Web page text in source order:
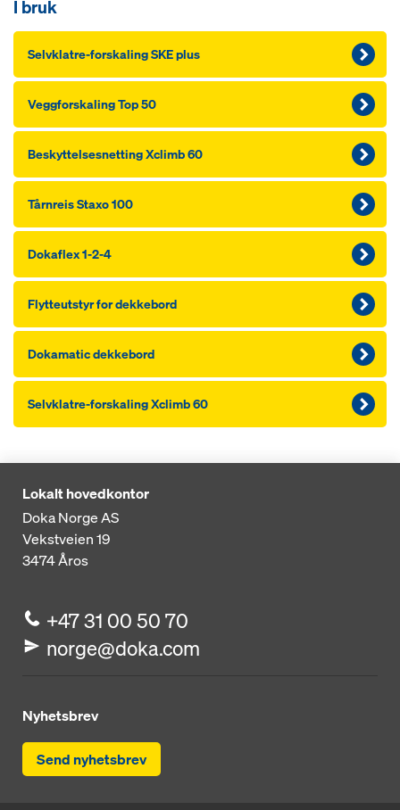
I bruk
Selvklatre-forskaling SKE plus
Veggforskaling Top 50
Beskyttelsesnetting Xclimb 60
Tårnreis Staxo 100
Dokaflex 1-2-4
Flytteutstyr for dekkebord
Dokamatic dekkebord
Selvklatre-forskaling Xclimb 60
Lokalt hovedkontor
Doka Norge AS
Vekstveien 19
3474Åros
+47 31 00 50 70
norge@doka.com
Nyhetsbrev
Send nyhetsbrev